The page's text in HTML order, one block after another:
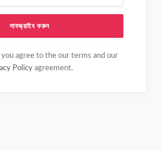
you agree to the our terms and our
Policy agreement.